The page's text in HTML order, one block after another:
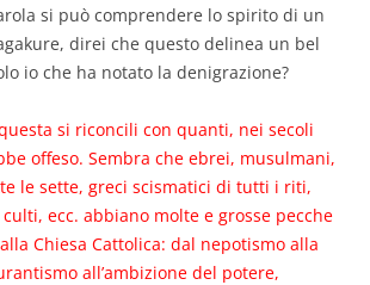
si può comprendere lo spirito di un
direi che questo delinea un bel
io che ha notato la denigrazione?
si riconcili con quanti, nei secoli
offeso. Sembra che ebrei, musulmani,
le sette, greci scismatici di tutti i riti,
ecc. abbiano molte e grosse pecche
Chiesa Cattolica: dal nepotismo alla
all’ambizione del potere,